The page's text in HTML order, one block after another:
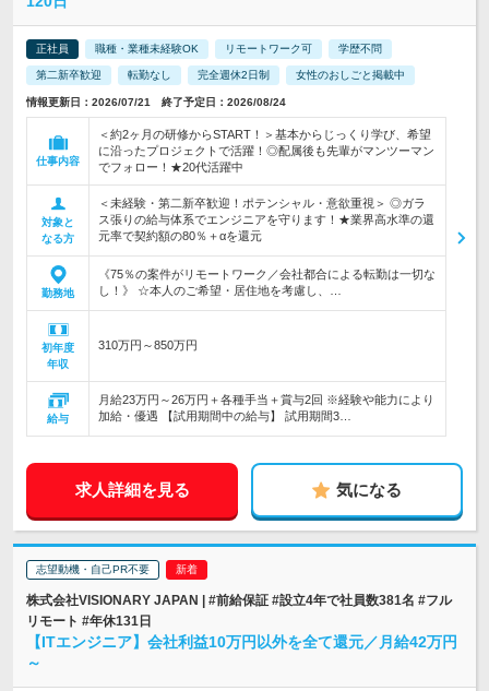
正社員 職種・業種未経験OK リモートワーク可 学歴不問
第二新卒歓迎 転勤なし 完全週休2日制 女性のおしごと掲載中
情報更新日：2026/07/21 終了予定日：2026/08/24
仕事内容
＜約2ヶ月の研修からSTART！＞基本からじっくり学び、希望
に沿ったプロジェクトで活躍！◎配属後も先輩がマンツーマン
でフォロー！★20代活躍中
対象と
なる方
＜未経験・第二新卒歓迎！ポテンシャル・意欲重視＞ ◎ガラ
ス張りの給与体系でエンジニアを守ります！★業界高水準の還
元率で契約額の80％＋αを還元
勤務地
《75％の案件がリモートワーク／会社都合による転勤は一切な
し！》 ☆本人のご希望・居住地を考慮し、…
初年度
年収
310万円～850万円
給与
月給23万円～26万円＋各種手当＋賞与2回 ※経験や能力により
加給・優遇 【試用期間中の給与】 試用期間3…
求人詳細を見る 気になる
志望動機・自己PR不要
株式会社VISIONARY JAPAN | #前給保証 #設立4年で社員数381名 #フル
リモート #年休131日
【ITエンジニア】会社利益10万円以外を全て還元／月給42万円
～